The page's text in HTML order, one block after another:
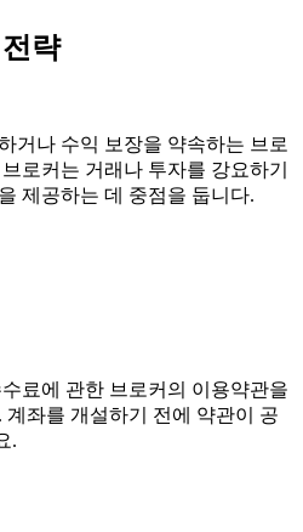
략
거나 수익 보장을 약속하는 브로
로커는 거래나 투자를 강요하기
제공하는 데 중점을 둡니다.
료에 관한 브로커의 이용약관을
좌를 개설하기 전에 약관이 공
.